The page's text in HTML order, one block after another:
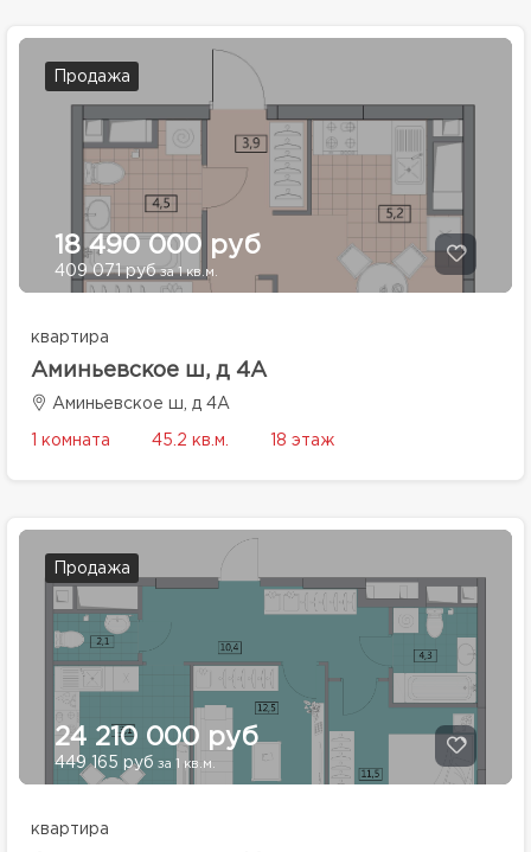
Продажа
18 490 000 руб
409 071 рубза 1 кв.м.
квартира
Аминьевское ш, д 4А
Аминьевское ш, д 4А
1 комната 45.2 кв.м. 18 этаж
Продажа
24 210 000 руб
449 165 руб за 1 кв.м.
квартира